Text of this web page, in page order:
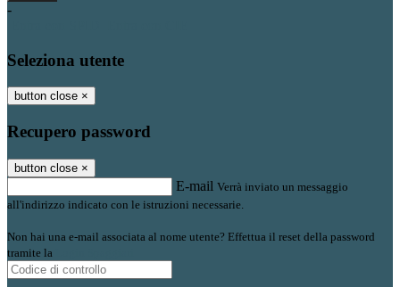
-
Seleziona utente
button close ×
Recupero password
button close ×
E-mail Verrà inviato un messaggio
all'indirizzo indicato con le istruzioni necessarie.
Non hai una e-mail associata al nome utente? Effettua il reset della password
tramite la